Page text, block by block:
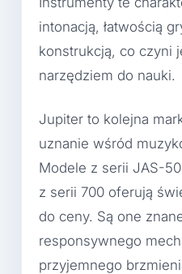
intonacją, łatwością
konstrukcją, co czyni
narzędziem do nauki.
Jupiter to kolejna
uznanie wśród
Modele z serii JAS-
z serii 700 oferują
do ceny. Są one
responsywnego
przyjemnego